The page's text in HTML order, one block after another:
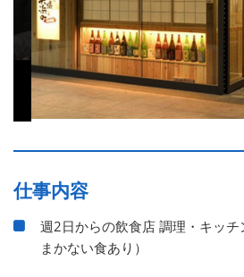
仕事内容
週2日からの飲食店 調理・キッ
まかない食あり）